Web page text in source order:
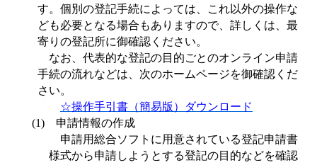
す。個別の登記手続によっては、これ以外の操作な
ども必要となる場合もありますので、詳しくは、最
寄りの登記所に御確認ください。
なお、代表的な登記の目的ごとのオンライン申請
手続の流れなどは、次のホームページを御確認くだ
さい。
☆操作手引書（簡易版）ダウンロード
(1) 申請情報の作成
申請用総合ソフトに用意されている登記申請書
様式から申請しようとする登記の目的などを確認